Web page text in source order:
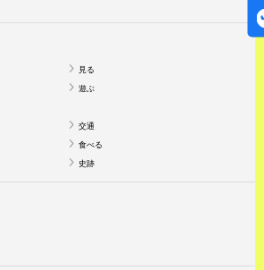
見る
遊ぶ
交通
食べる
史跡